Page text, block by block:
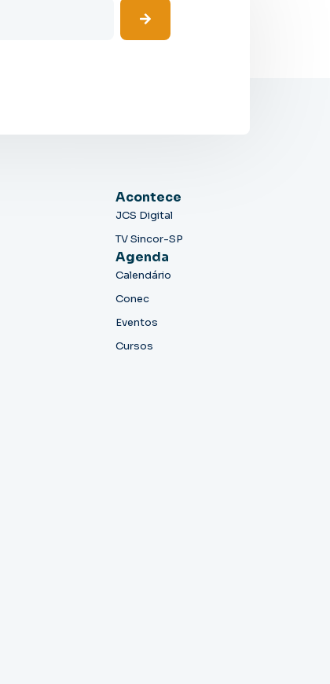
Acontece
JCS Digital
TV Sincor-SP
Agenda
Calendário
Conec
Eventos
Cursos